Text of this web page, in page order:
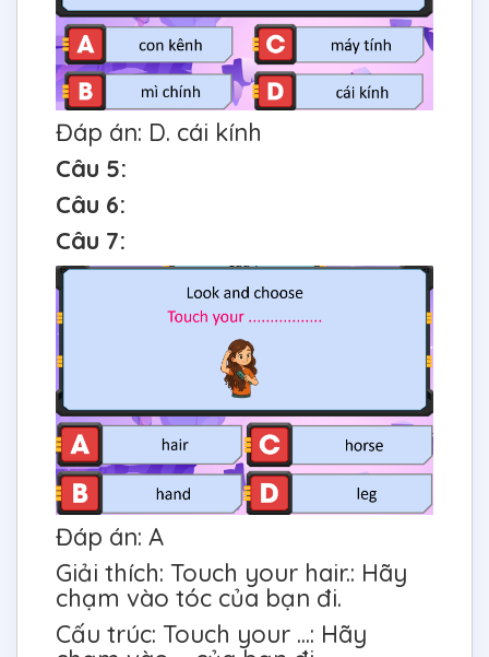
Đáp án: D. cái kính
Câu 5:
Câu 6:
Câu 7:
Đáp án: A
Giải thích: Touch your hair.: Hãy
chạm vào tóc của bạn đi.
Cấu trúc: Touch your ...: Hãy